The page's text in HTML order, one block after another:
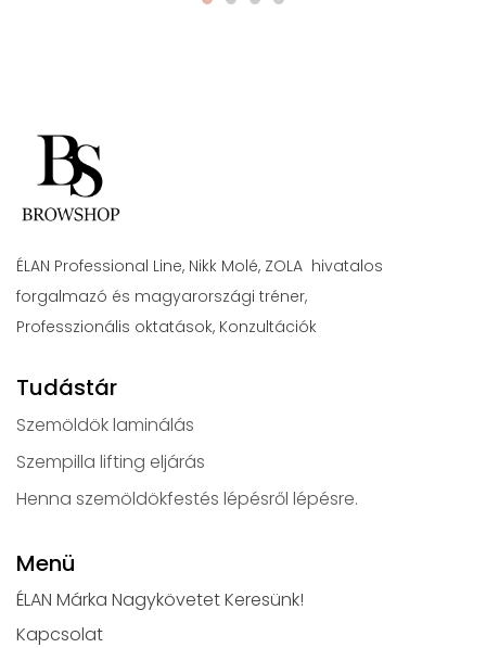
ÉLAN Professional Line, Nikk Molé, ZOLA hivatalos
forgalmazó és magyarországi tréner,
Professzionális oktatások, Konzultációk
Tudástár
Szemöldök laminálás
Szempilla lifting eljárás
Henna szemöldökfestés lépésről lépésre.
Menü
ÉLAN Márka Nagykövetet Keresünk!
Kapcsolat